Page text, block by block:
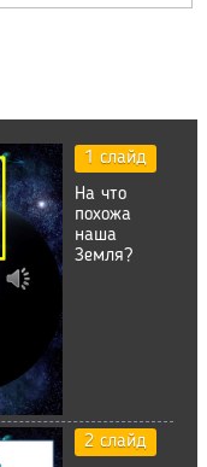
1 слайд
На что
похожа
наша
Земля?
2 слайд